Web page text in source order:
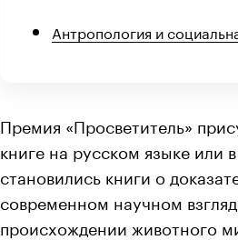
Антропология и
Премия «Просветитель»
книге на русском языке или
становились книги о
современном научном
происхождении животного